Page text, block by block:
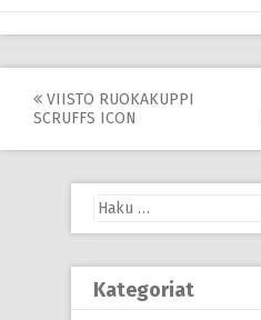
Post
VIISTO RUOKAKUPPI
SCRUFFS ICON
Haku:
Kategoriat